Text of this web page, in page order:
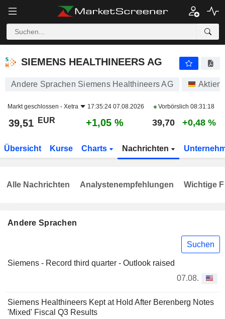
SIEMENS HEALTHINEERS AG
SIEMENS HEALTHINEERS AG
Andere Sprachen Siemens Healthineers AG Aktien
Markt geschlossen - Xetra 17:35:24 07.08.2026 Vorbörslich 08:31:18
39,51 EUR +1,05 % 39,70 +0,48 %
Übersicht Kurse Charts Nachrichten
Andere Sprachen
Suchen
Siemens - Record third quarter - Outlook raised
07.08.
Siemens Healthineers Kept at Hold After Berenberg Notes
'Mixed' Fiscal Q3 Results
Alle Nachrichten Analystenempfehlungen Wichtige